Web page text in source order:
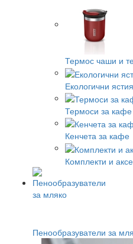
Термос чаши и
Екологични
Термоси за кафе
Кенчета за кафе
Комплекти и
Пенообразуватели за